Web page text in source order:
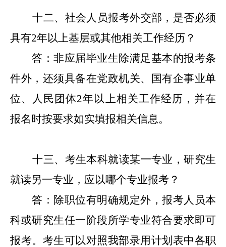
十二、社会人员报考外交部，是否必须
具有2年以上基层或其他相关工作经历？
答：非应届毕业生除满足基本的报考条
件外，还须具备在党政机关、国有企事业单
位、人民团体2年以上相关工作经历，并在
报名时按要求如实填报相关信息。
十三、考生本科就读某一专业，研究生
就读另一专业，应以哪个专业报考？
答：除职位有明确规定外，报考人员本
科或研究生任一阶段所学专业符合要求即可
报考。考生可以对照我部录用计划表中各职